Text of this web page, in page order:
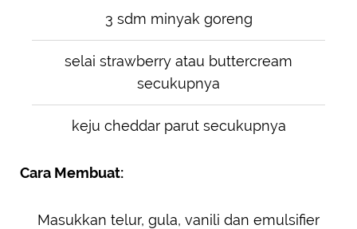
3 sdm minyak goreng
selai strawberry atau buttercream
secukupnya
keju cheddar parut secukupnya
Cara Membuat:
Masukkan telur, gula, vanili dan emulsifier